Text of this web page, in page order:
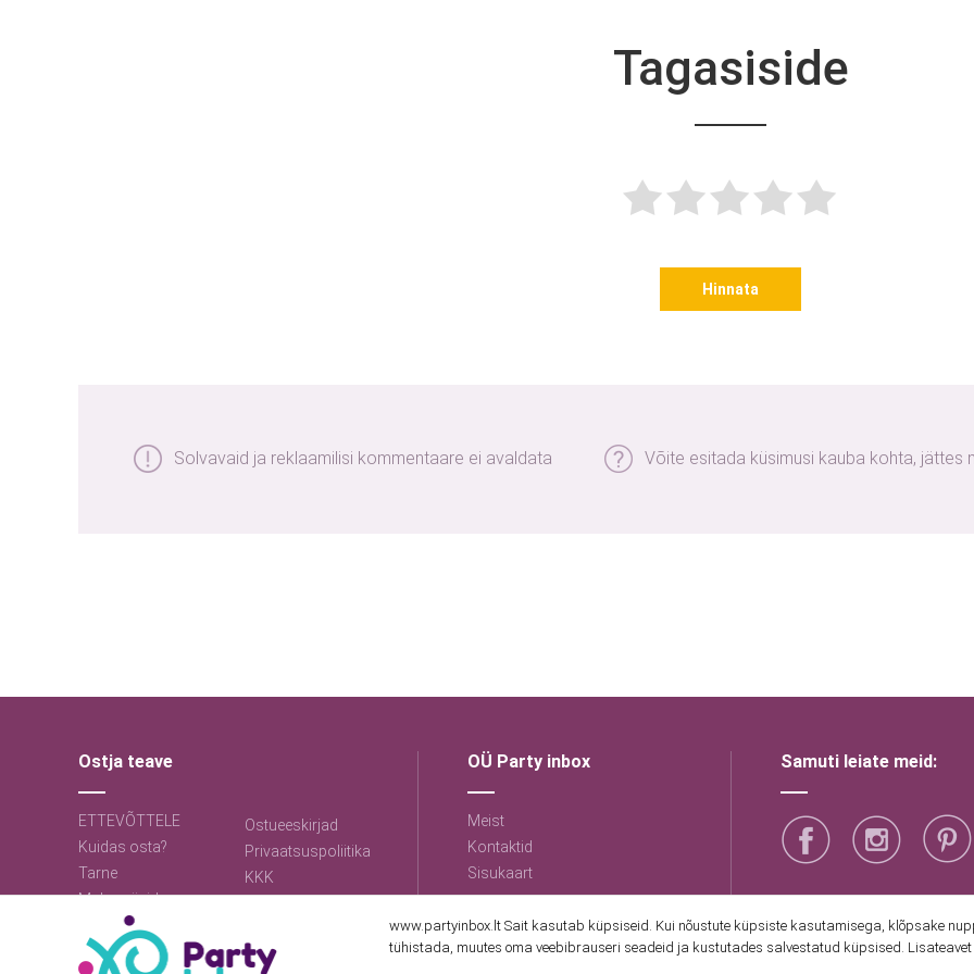
Tagasiside
Hinnata
Solvavaid ja reklaamilisi kommentaare ei avaldata Võite esitada küsimusi kauba kohta, jättes
Ostja teave
ETTEVÕTTELE
Kuidas osta?
Tarne
Makseviisid
Ostueeskirjad
Privaatsuspoliitika
KKK
OÜ Party inbox
Meist
Kontaktid
Sisukaart
Samuti leiate meid:
www.partyinbox.lt Sait kasutab küpsiseid. Kui nõustute küpsiste kasutamisega, klõpsake
tühistada, muutes oma veebibrauseri seadeid ja kustutades salvestatud küpsised.